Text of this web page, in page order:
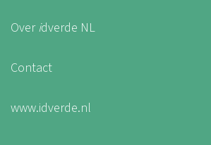
Overidverde NL
Contact
www.idverde.nl